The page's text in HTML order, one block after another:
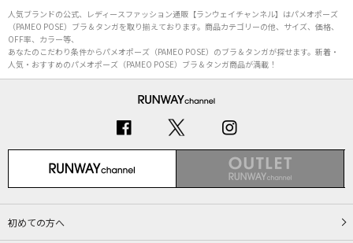
人気ブランドの公式、レディースファッション通販【ランウェイチャンネル】はパメオポーズ
（PAMEO POSE）ブラ＆タンガを取り揃えております。商品カテゴリーの他、サイズ、価格、
OFF率、カラー等、
あなたのこだわり条件からパメオポーズ（PAMEO POSE）のブラ＆タンガが探せます。新着・
人気・おすすめのパメオポーズ（PAMEO POSE）ブラ＆タンガ商品が満載！
初めての方へ